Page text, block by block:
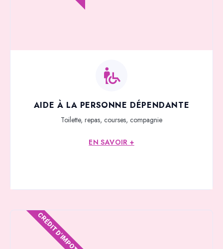
AIDE À LA PERSONNE DÉPENDANTE
Toilette, repas, courses, compagnie
EN SAVOIR +
CRÉDIT D'IMPOTS*